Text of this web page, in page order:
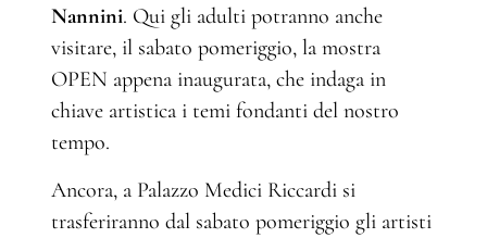
Nannini. Qui gli adulti potranno anche
visitare, il sabato pomeriggio, la mostra
OPEN appena inaugurata, che indaga in
chiave artistica i temi fondanti del nostro
tempo.
Ancora, a Palazzo Medici Riccardi si
trasferiranno dal sabato pomeriggio gli artisti